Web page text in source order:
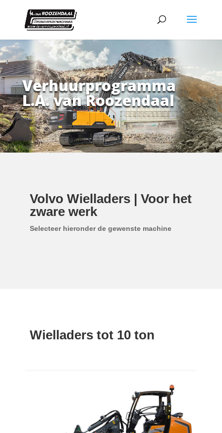
Verhuurprogramma
L.A. van Roozendaal
Volvo Wielladers | Voor het
zware werk
Selecteer hieronder de gewenste machine
Wielladers tot 10 ton